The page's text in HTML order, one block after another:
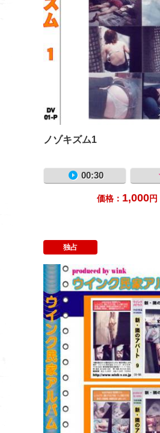
ノゾキズム1
00:30
価格： 1,000円
独占